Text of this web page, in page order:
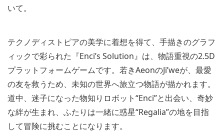
いて。
テクノディストピアの美学に着想を得て、手描きのグラフ
ィックで彩られた『Enci’s Solution』は、物語重視の2.5D
プラットフォームゲームです。若きAeonのJi’weが、最愛
の友を救うため、未知の世界へ旅立つ物語が描かれます。
道中、迷子になった物知りロボット“Enci”と出会い、奇妙
な絆が生まれ、ふたりは一緒に惑星“Regalia”の地を目指
して冒険に挑むことになります。